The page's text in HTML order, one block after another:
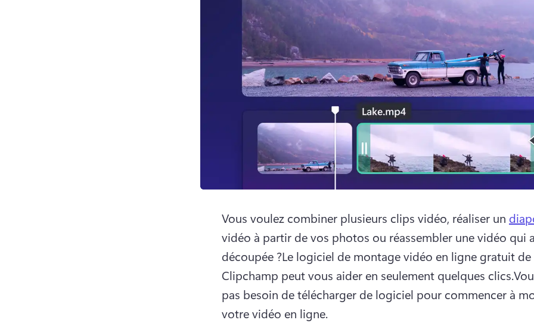
Vous voulez combiner plusieurs clips vidéo, réaliser un
vidéo à partir de vos photos ou réassembler une vidéo qui
découpée ?Le logiciel de montage vidéo en ligne gratuit de
Clipchamp peut vous aider en seulement quelques clics.
pas besoin de télécharger de logiciel pour commencer à
votre vidéo en ligne.